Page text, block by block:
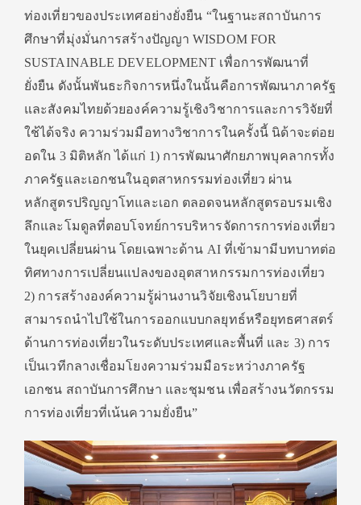
ท่องเที่ยวของประเทศอย่างยั่งยืน “ในฐานะสถาบันการ
ศึกษาที่มุ่งมั่นการสร้างปัญญา WISDOM FOR
SUSTAINABLE DEVELOPMENT เพื่อการพัฒนาที่
ยั่งยืน ดังนั้นพันธะกิจการหนึ่งในนั้นคือการพัฒนาภาครัฐ
และสังคมไทยด้วยองค์ความรู้เชิงวิชาการและการวิจัยที่
ใช้ได้จริง ความร่วมมือทางวิชาการในครั้งนี้ นิด้าจะต่อย
อดใน 3 มิติหลัก ได้แก่ 1) การพัฒนาศักยภาพบุคลากรทั้ง
ภาครัฐและเอกชนในอุตสาหกรรมท่องเที่ยว ผ่าน
หลักสูตรปริญญาโทและเอก ตลอดจนหลักสูตรอบรมเชิง
ลึกและโมดูลที่ตอบโจทย์การบริหารจัดการการท่องเที่ยว
ในยุคเปลี่ยนผ่าน โดยเฉพาะด้าน AI ที่เข้ามามีบทบาทต่อ
ทิศทางการเปลี่ยนแปลงของอุตสาหกรรมการท่องเที่ยว
2) การสร้างองค์ความรู้ผ่านงานวิจัยเชิงนโยบายที่
สามารถนำไปใช้ในการออกแบบกลยุทธ์หรือยุทธศาสตร์
ด้านการท่องเที่ยวในระดับประเทศและพื้นที่ และ 3) การ
เป็นเวทีกลางเชื่อมโยงความร่วมมือระหว่างภาครัฐ
เอกชน สถาบันการศึกษา และชุมชน เพื่อสร้างนวัตกรรม
การท่องเที่ยวที่เน้นความยั่งยืน”